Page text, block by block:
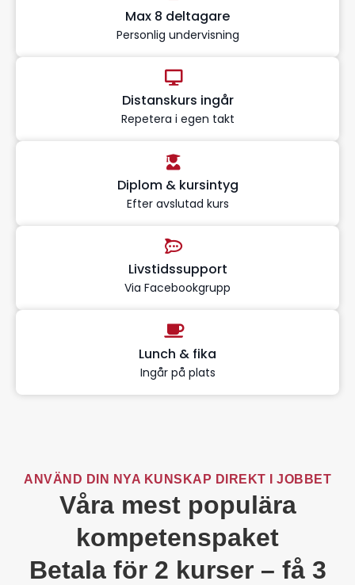
Max 8 deltagare
Personlig undervisning
Distanskurs ingår
Repetera i egen takt
Diplom & kursintyg
Efter avslutad kurs
Livstidssupport
Via Facebookgrupp
Lunch & fika
Ingår på plats
ANVÄND DIN NYA KUNSKAP DIREKT I JOBBET
Våra mest populära
kompetenspaket
Betala för 2 kurser – få 3